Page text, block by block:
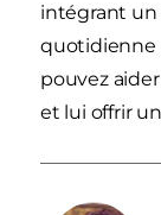
intégrant un
quotidienne
pouvez
et lui offrir